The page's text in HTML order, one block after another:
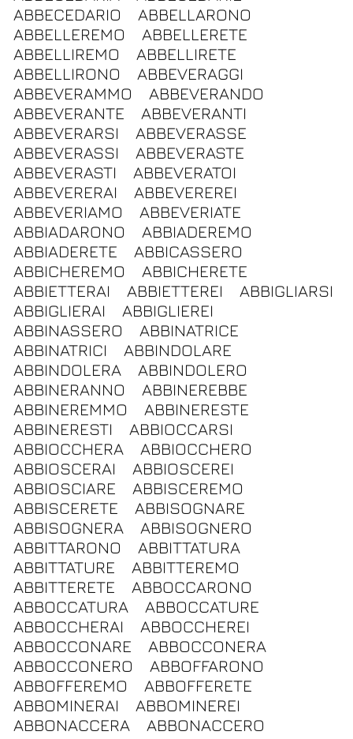
ABBECEDARIO
ABBELLARONO
ABBELLEREMO
ABBELLERETE
ABBELLIREMO
ABBELLIRETE
ABBELLIRONO
ABBEVERAGGI
ABBEVERAMMO
ABBEVERANDO
ABBEVERANTE
ABBEVERANTI
ABBEVERARSI
ABBEVERASSE
ABBEVERASSI
ABBEVERASTE
ABBEVERASTI
ABBEVERATOI
ABBEVERERAI
ABBEVEREREI
ABBEVERIAMO
ABBEVERIATE
ABBIADARONO
ABBIADEREMO
ABBIADERETE
ABBICASSERO
ABBICHEREMO
ABBICHERETE
ABBIETTERAI
ABBIETTEREI
ABBIGLIARSI
ABBIGLIERAI
ABBIGLIEREI
ABBINASSERO
ABBINATRICE
ABBINATRICI
ABBINDOLARE
ABBINDOLERA
ABBINDOLERO
ABBINERANNO
ABBINEREBBE
ABBINEREMMO
ABBINERESTE
ABBINERESTI
ABBIOCCARSI
ABBIOCCHERA
ABBIOCCHERO
ABBIOSCERAI
ABBIOSCEREI
ABBIOSCIARE
ABBISCEREMO
ABBISCERETE
ABBISOGNARE
ABBISOGNERA
ABBISOGNERO
ABBITTARONO
ABBITTATURA
ABBITTATURE
ABBITTEREMO
ABBITTERETE
ABBOCCARONO
ABBOCCATURA
ABBOCCATURE
ABBOCCHERAI
ABBOCCHEREI
ABBOCCONARE
ABBOCCONERA
ABBOCCONERO
ABBOFFARONO
ABBOFFEREMO
ABBOFFERETE
ABBOMINERAI
ABBOMINEREI
ABBONACCERA
ABBONACCERO